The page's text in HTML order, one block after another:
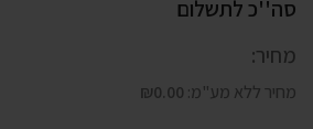
סה''כ לתשלום
מחיר:
מחיר ללא מע"מ: ₪0.00